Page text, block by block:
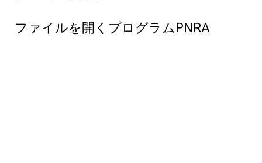
ファイルを開くプログラムPNRA